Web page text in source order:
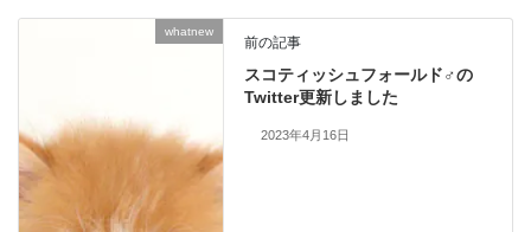
whatnew
前の記事
スコティッシュフォールド♂の
Twitter更新しました
2023年4月16日